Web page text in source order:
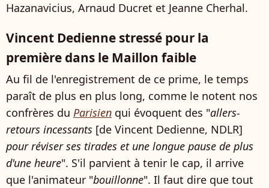
Hazanavicius, Arnaud Ducret et Jeanne Cherhal.
Vincent Dedienne stressé pour la
première dans le Maillon faible
Au fil de l'enregistrement de ce prime, le temps
paraît de plus en plus long, comme le notent nos
confrères du Parisien qui évoquent des "allers-
retours incessants [de Vincent Dedienne, NDLR]
pour réviser ses tirades et une longue pause de plus
d'une heure". S'il parvient à tenir le cap, il arrive
que l'animateur "bouillonne". Il faut dire que tout